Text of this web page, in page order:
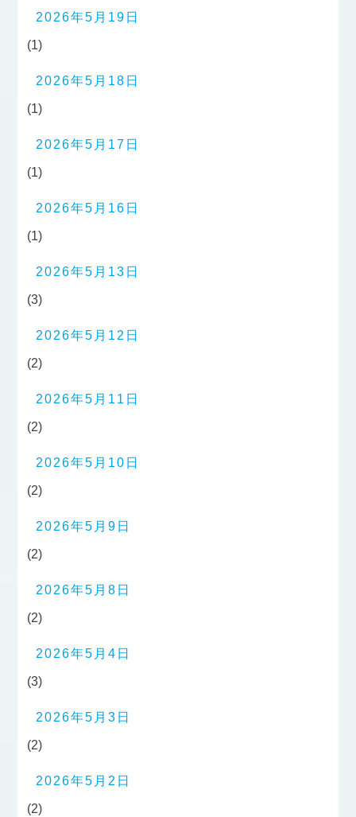
2026年5月19日
(1)
2026年5月18日
(1)
2026年5月17日
(1)
2026年5月16日
(1)
2026年5月13日
(3)
2026年5月12日
(2)
2026年5月11日
(2)
2026年5月10日
(2)
2026年5月9日
(2)
2026年5月8日
(2)
2026年5月4日
(3)
2026年5月3日
(2)
2026年5月2日
(2)